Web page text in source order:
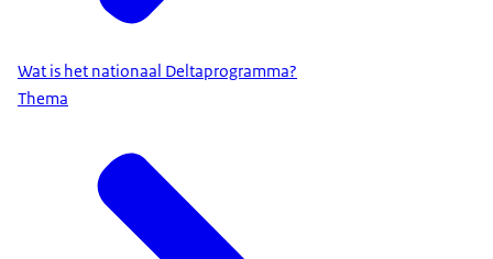
Wat is het nationaal Deltaprogramma?
Thema